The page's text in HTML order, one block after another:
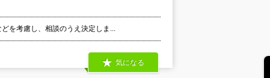
を考慮し、相談のうえ決定しま...
気になる